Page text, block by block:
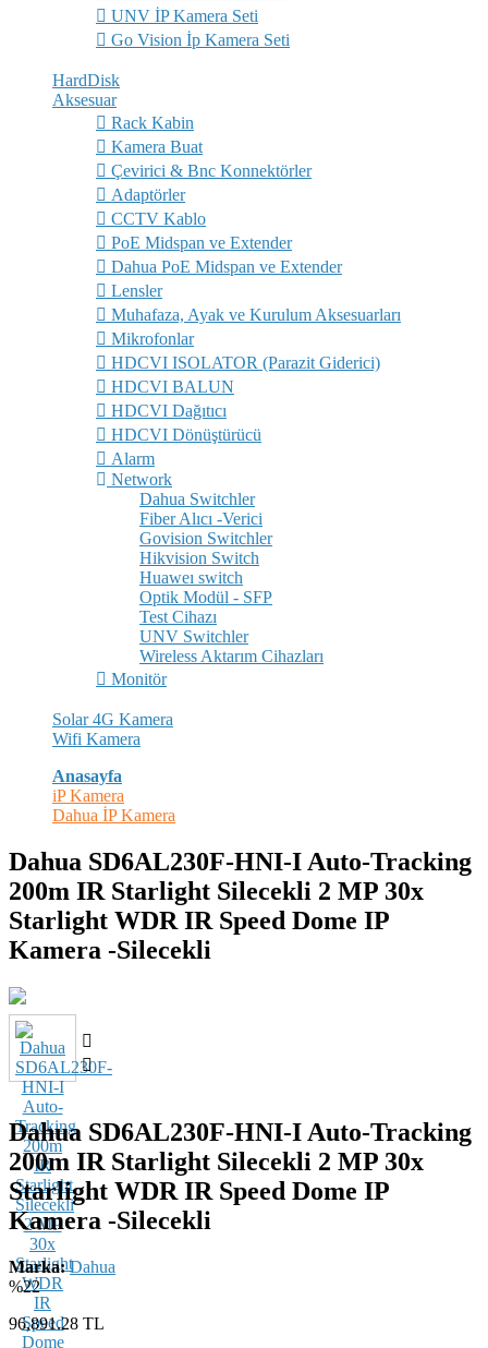
UNV İP Kamera Seti
Go Vision İp Kamera Seti
HardDisk
Aksesuar
Rack Kabin
Kamera Buat
Çevirici & Bnc Konnektörler
Adaptörler
CCTV Kablo
PoE Midspan ve Extender
Dahua PoE Midspan ve Extender
Lensler
Muhafaza, Ayak ve Kurulum Aksesuarları
Mikrofonlar
HDCVI ISOLATOR (Parazit Giderici)
HDCVI BALUN
HDCVI Dağıtıcı
HDCVI Dönüştürücü
Alarm
Network
Dahua Switchler
Fiber Alıcı -Verici
Govision Switchler
Hikvision Switch
Huaweı switch
Optik Modül - SFP
Test Cihazı
UNV Switchler
Wireless Aktarım Cihazları
Monitör
Solar 4G Kamera
Wifi Kamera
Anasayfa
iP Kamera
Dahua İP Kamera
Dahua SD6AL230F-HNI-I Auto-Tracking
200m IR Starlight Silecekli 2 MP 30x
Starlight WDR IR Speed Dome IP
Kamera -Silecekli
Dahua SD6AL230F-HNI-I Auto-Tracking
200m IR Starlight Silecekli 2 MP 30x
Starlight WDR IR Speed Dome IP
Kamera -Silecekli
Marka: Dahua
%22
96,891.28 TL